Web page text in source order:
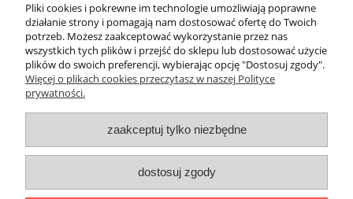
Solarny zestaw do grzania wody AZO
3 700,00 zł
do koszyka
« 1 2 3 »
Pliki cookies i pokrewne im technologie umożliwiają poprawne
działanie strony i pomagają nam dostosować ofertę do Twoich
potrzeb. Możesz zaakceptować wykorzystanie przez nas
wszystkich tych plików i przejść do sklepu lub dostosować użycie
plików do swoich preferencji, wybierając opcję "Dostosuj zgody".
Więcej o plikach cookies przeczytasz w naszej Polityce
prywatności.
zaakceptuj tylko niezbędne
dostosuj zgody